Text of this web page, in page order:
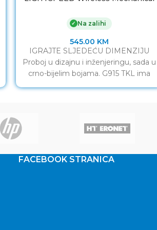
INT”L – TACTILE
✓ Na zalihi
545.00 KM
IGRAJTE SLJEDEĆU DIMENZIJU
Proboj u dizajnu i inženjeringu, sada u
crno-bijelim bojama. G915 TKL ima
FACEBOOK STRANICA